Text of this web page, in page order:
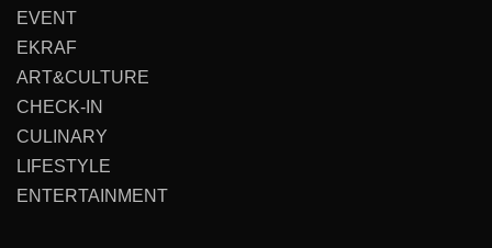
EVENT
EKRAF
ART&CULTURE
CHECK-IN
CULINARY
LIFESTYLE
ENTERTAINMENT